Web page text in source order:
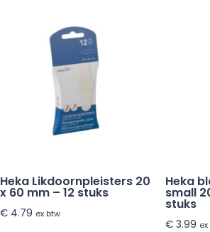
Heka Likdoornpleisters 20
x 60 mm – 12 stuks
€ 4.79 ex btw
Heka
small
stuks
€3.99